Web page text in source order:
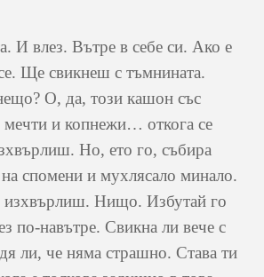
И влез. Вътре в себе си. Ако е
Ще свикнеш с тъмнината.
О, да, този кашон със
мечти и копнежи… откога се
Но, ето го, събира
спомени и мухлясало минало.
изхвърлиш. Нищо. Избутай го
по-навътре. Свикна ли вече с
ли, че няма страшно. Става ти